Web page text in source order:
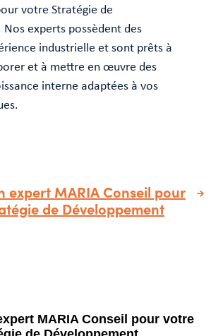
votre Stratégie de
experts possèdent des
industrielle et sont prêts à
et à mettre en œuvre des
interne adaptées à vos
expert MARIA Conseil pour
de Développement